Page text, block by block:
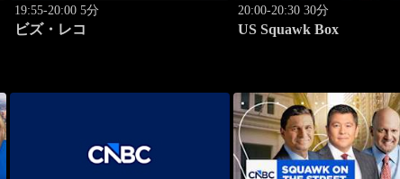
19:55-20:00 5分
ビズ・レコ
20:00-20:30 30分
US Squawk Box